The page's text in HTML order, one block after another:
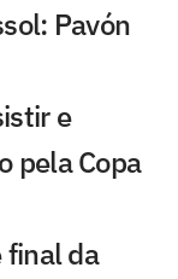
Pavón
e
pela Copa
final da